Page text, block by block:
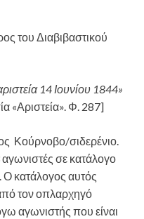
του Διαβιβαστικού
14 Ιουνίου 1844»
«Αριστεία». Φ. 287]
Κούρνοβο/σιδερένιο.
σε κατάλογο
κατάλογος αυτός
τον οπλαρχηγό
αγωνιστής που είναι